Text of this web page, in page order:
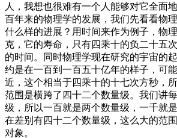
人，我想也很难有一个人能够对它全面
百年来的物理学的发展，我们先看看物
什么样的进展？用时间来作为例子，物
克，它的寿命，只有四乘十的负二十五
的时间。同时物理学现在研究的宇宙的
约是在一百到一百五十亿年的样子，可
近，这个相当于四乘十的十七次方秒，
范围是横跨了四十二个数量级。我们讲
级，所以一百就是两个数量级，一千就
在差别有四十二个数量级，这么大的范
对象。